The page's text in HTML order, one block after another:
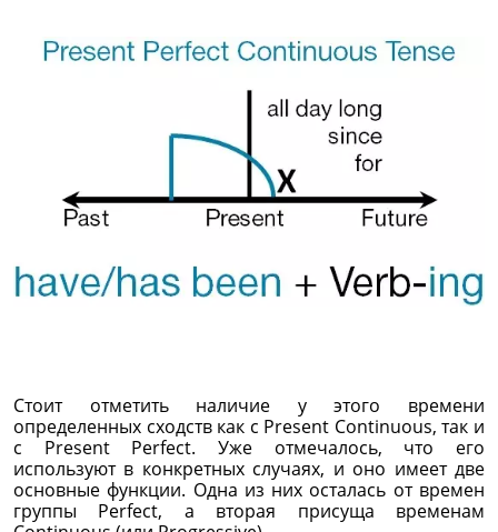
Стоит отметить наличие у этого времени
определенных сходств как с Present Continuous, так и
с Present Perfect. Уже отмечалось, что его
используют в конкретных случаях, и оно имеет две
основные функции. Одна из них осталась от времен
группы Perfect, а вторая присуща временам